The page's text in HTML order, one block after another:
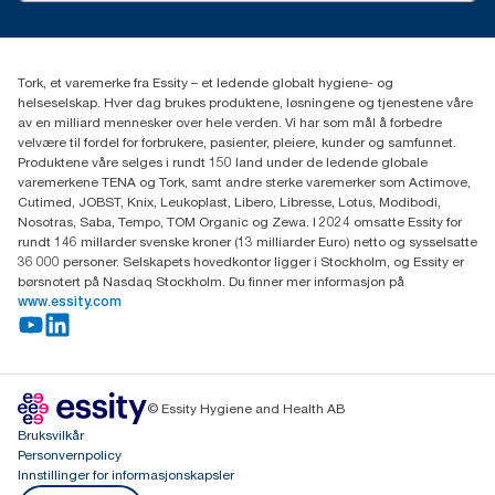
(+47) 22 70 62 00
Fredrik Selmers vei 6
0603 OSLO
Tork, et varemerke fra Essity – et ledende globalt hygiene- og
helseselskap. Hver dag brukes produktene, løsningene og tjenestene våre
av en milliard mennesker over hele verden. Vi har som mål å forbedre
velvære til fordel for forbrukere, pasienter, pleiere, kunder og samfunnet.
Produktene våre selges i rundt 150 land under de ledende globale
varemerkene TENA og Tork, samt andre sterke varemerker som Actimove,
Cutimed, JOBST, Knix, Leukoplast, Libero, Libresse, Lotus, Modibodi,
Nosotras, Saba, Tempo, TOM Organic og Zewa. I 2024 omsatte Essity for
rundt 146 millarder svenske kroner (13 milliarder Euro) netto og sysselsatte
36 000 personer. Selskapets hovedkontor ligger i Stockholm, og Essity er
børsnotert på Nasdaq Stockholm. Du finner mer informasjon på
www.essity.com
© Essity Hygiene and Health AB
Bruksvilkår
Personvernpolicy
Innstillinger for informasjonskapsler